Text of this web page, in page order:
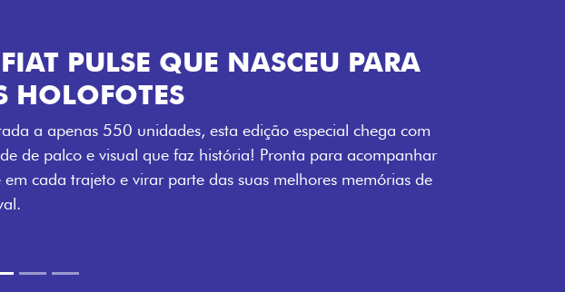
COM ENERGIA LOLLABR
no que compõe a identidade exclusiva do festival: série
adesivo lateral LollaBR e a soleira temática que reforçam
enquanto os detalhes escurecidos, o teto bicolor e as
de liga-leve aro 16” em preto brilhante completam o visual
mais estilo.